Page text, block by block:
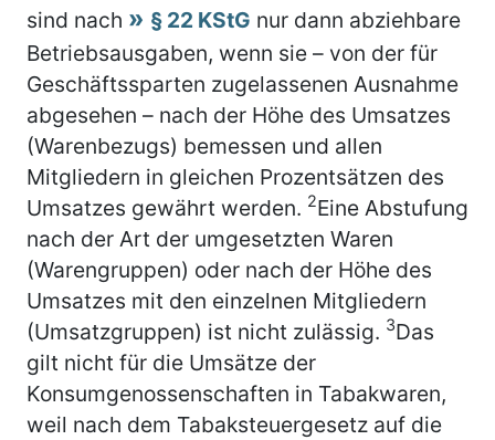
sind nach § 22 KStG nur dann abziehbare
Betriebsausgaben, wenn sie – von der für
Geschäftssparten zugelassenen Ausnahme
abgesehen – nach der Höhe des Umsatzes
(Warenbezugs) bemessen und allen
Mitgliedern in gleichen Prozentsätzen des
Umsatzes gewährt werden. 2Eine Abstufung
nach der Art der umgesetzten Waren
(Warengruppen) oder nach der Höhe des
Umsatzes mit den einzelnen Mitgliedern
(Umsatzgruppen) ist nicht zulässig. 3Das
gilt nicht für die Umsätze der
Konsumgenossenschaften in Tabakwaren,
weil nach dem Tabaksteuergesetz auf die